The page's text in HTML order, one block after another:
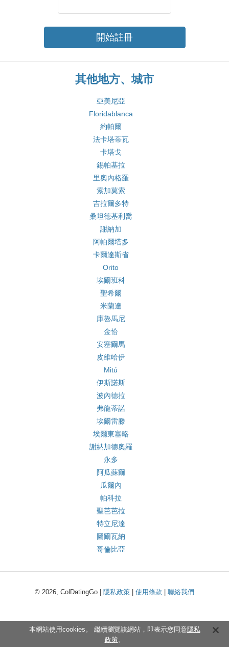
開始註冊
其他地方、城市
亞美尼亞
Floridablanca
約帕爾
法卡塔蒂瓦
卡塔戈
錫帕基拉
里奧內格羅
索加莫索
吉拉爾多特
桑坦德基利喬
謝納加
阿帕爾塔多
卡爾達斯省
Orito
埃爾班科
聖希爾
米蘭達
庫魯馬尼
金恰
安塞爾馬
皮維哈伊
Mitú
伊斯諾斯
波內德拉
弗龍蒂諾
埃爾雷滕
埃爾東塞略
謝納加德奧羅
永多
阿瓜蘇爾
瓜爾內
帕科拉
聖芭芭拉
特立尼達
圖爾瓦納
哥倫比亞
© 2026, ColDatingGo | 隱私政策 使用條款 聯絡我們
本網站使用cookies。 繼續瀏覽該網站，即表示您同意隱私
政策。